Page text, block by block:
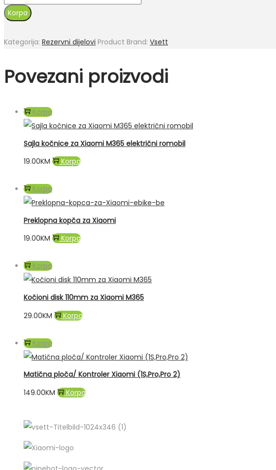
zadnji
650W
Vsett
količina
Korpa
Kategorija: Rezervni dijelovi Product Brand: Vsett
Povezani proizvodi
Korpa
Sajla kočnice za Xiaomi M365 električni romobil
19.00KM Korpa
Korpa
Preklopna kopča za Xiaomi
19.00KM Korpa
Korpa
Kočioni disk 110mm za Xiaomi M365
29.00KM Korpa
Korpa
Matična ploča/ Kontroler Xiaomi (1S,Pro,Pro 2)
149.00KM Korpa